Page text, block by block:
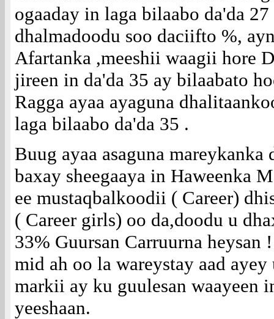
ogaaday in laga bilaabo da'da
dhalmadoodu soo daciifto %,
Afartanka ,meeshii waagii hore
jireen in da'da 35 ay bilaabato
Ragga ayaa ayaguna
laga bilaabo da'da 35 .
Buug ayaa asaguna mareykanka
baxay sheegaaya in Haweenka
ee mustaqbalkoodii ( Career)
( Career girls) oo da,doodu u
33% Guursan Carruurna heysan
mid ah oo la wareystay aad ayey
markii ay ku guulesan waayeen
yeeshaan.